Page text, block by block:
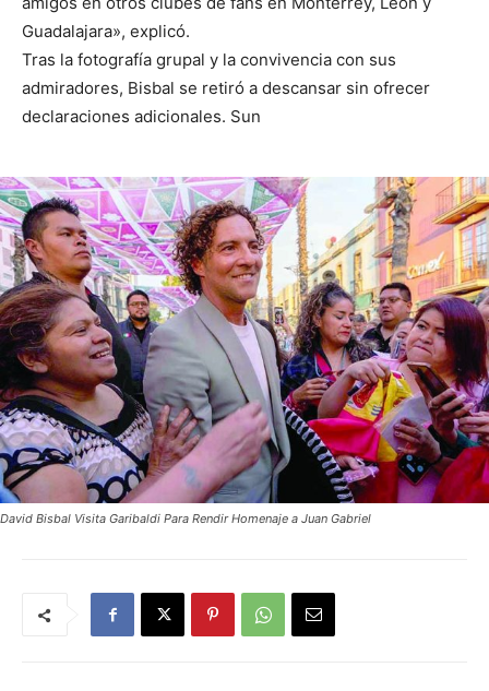
Guadalajara», explicó.
Tras la fotografía grupal y la convivencia con sus
admiradores, Bisbal se retiró a descansar sin ofrecer
declaraciones adicionales. Sun
David Bisbal Visita Garibaldi Para Rendir Homenaje a Juan Gabriel